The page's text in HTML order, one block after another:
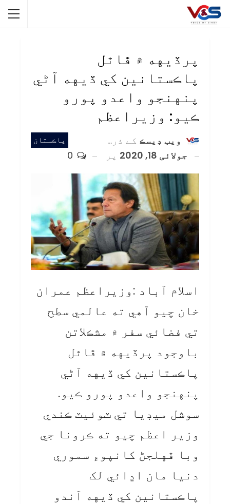
پرڏيهه ۾ ڦاٿل
پاڪستانين کي ڏيهه آڻي
پنهنجو واعدو پورو
ڪيو: وزيراعظم
پاڪستان ويب ڊيسڪ کے ذریعہ
جولائی 18, 2020
پر
اسلام آباد :وزيراعظم عمران
خان چيو آهي ته عالمي سطح
تي فضائي سفر ۾ مشڪلاتن
باوجود پرڏيهه ۾ ڦاٿل
پاڪستانين کي ڏيهه آڻي
پنهنجو واعدو پورو ڪيو.
سوشل ميڊيا تي ٽوئيٽ ڪندي
وزير اعظم چيو ته ڪرونا جي
وبا ڦهلجڻ کانپوءِ سموري
دنيا مان اڍائي لک
پاڪستانين کي ڏيهه آندو